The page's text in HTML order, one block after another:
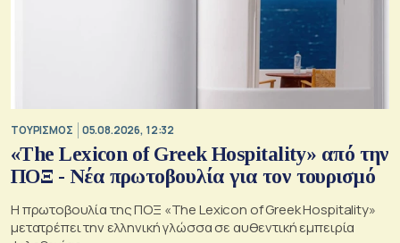
ΤΟΥΡΙΣΜΟΣ 05.08.2026, 12:32
«The Lexicon of Greek Hospitality» από την
ΠΟΞ - Νέα πρωτοβουλία για τον τουρισμό
Η πρωτοβουλία της ΠΟΞ «The Lexicon of Greek Hospitality»
μετατρέπει την ελληνική γλώσσα σε αυθεντική εμπειρία